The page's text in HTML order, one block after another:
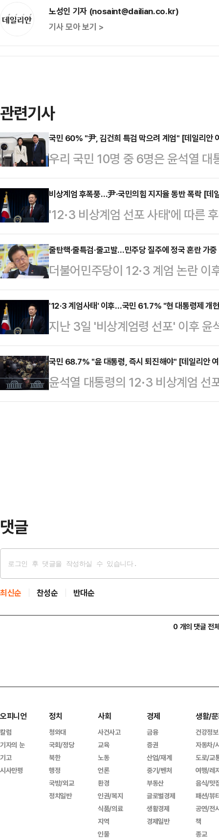
노성인 기자 (nosaint@dailian.co.kr)
기사 모아 보기 >
관련기사
국민 60% "尹, 김건희 특검 막으려 계엄" [데일리안
우리 국민 10명 중 6명은 윤석열 대
검 도입을 막기 위해 단행됐다고 생
여론조사 전문기관 여론조사공정
식으로 '윤 대통령이 계엄을 선포한
60.1%는 "김 여사 특검을 막기 위
어민주당이 국정 발목을 잡아서"
기 위해서"라는 응답은 7.3%, "부
6.6%로…
비상계엄 후폭풍…尹·국민의힘 지지율 동반 폭락 [데
'12·3 비상계엄 선포 사태'에 따른
대통령과 국민의힘 지지율이 동반
여론조사공정㈜에 의뢰해 지난 9
수행 긍정평가는 17.5% (매우 잘
80.1%(매우 못함 75.1%·못하는
월 18~19일) 대비 긍정평가는
다.윤 대통령의 국정수행 긍정평가
줄탄핵·줄특검·줄고발…민주당 질주에 정국 혼란 가
더불어민주당이 12·3 계엄 논란 이
줄탄핵·줄특검·줄고발 등 질주를
추진 외에도 정부와 여당을 향한 '
혼란이 가중되는 모양새다.9일 정
는 이른바 '살라미 전술'로 윤석열
표결을 무한반복 하기로 했다. 윤
족수를 채우지 못하면서 폐기됐다.
는 12일…
'12·3 계엄사태' 이후…국민 61.7% "현 대통령제 개
지난 3일 '비상계엄령 선포' 이후 윤
후 최저치인 '데드덕' 수준을 기록
현행 '5년 단임 대통령제'를 바꾸는
일리안이 여론조사 전문기관 여론
선 ARS 방식으로 '현행 대통령제를
국민 68.7% "윤 대통령, 즉시 퇴진해야" [데일리안
윤석열 대통령의 12·3 비상계엄 선
대통령의 탄핵을 추진하고 있고, 여
댓글
최신순 찬성순 반대순
0 개의 댓글 전
오피니언
칼럼
기자의 눈
기고
시사만평
정치
청와대
국회/정당
북한
행정
국방/외교
정치일반
사회
사건사고
교육
노동
언론
환경
인권/복지
식품/의료
지역
인물
경제
금융
증권
산업/재계
중기/벤처
부동산
글로벌경제
생활경제
경제일반
생활/
건강정보
자동차/
도로/교
여행/레
음식/맛
패션/뷰
공연/전
책
종교